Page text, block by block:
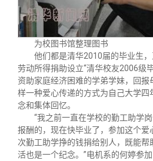
校友视界
理事会名单
制度法规
联系我们
为校图书馆整理图书
他们都是清华2010届的毕业生
劳动所得捐助设立“清华校友2006级
资助家庭经济困难的学弟学妹，回
样一种爱心传递的方式为自己大学
念和集体回忆。
“我之前一直在学校的勤工助学
报酬的，现在快毕业了，参加这个
次勤工助学挣的钱捐给别人，既能帮
活也是一个纪念。”电机系的何婷参